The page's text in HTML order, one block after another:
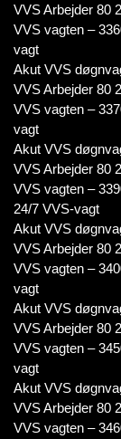
VVS Arbejder 80
VVS vagten –
vagt
Akut VVS
VVS Arbejder 80
VVS vagten –
vagt
Akut VVS
VVS Arbejder 80
VVS vagten –
24/7 VVS-vagt
Akut VVS
VVS Arbejder 80
VVS vagten –
vagt
Akut VVS
VVS Arbejder 80
VVS vagten –
vagt
Akut VVS
VVS Arbejder 80
VVS vagten –